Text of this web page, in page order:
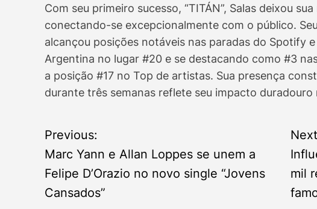
Com seu primeiro sucesso, “TITÁN”, Salas deixou
conectando-se excepcionalmente com o público.
alcançou posições notáveis nas paradas do Spotify
Argentina no lugar #20 e se destacando como #3
a posição #17 no Top de artistas. Sua presença
durante três semanas reflete seu impacto duradouro
P
o
s
Previous:
Marc Yann e Allan Loppes se unem a
Felipe D’Orazio no novo single “Jovens
Cansados”
mil